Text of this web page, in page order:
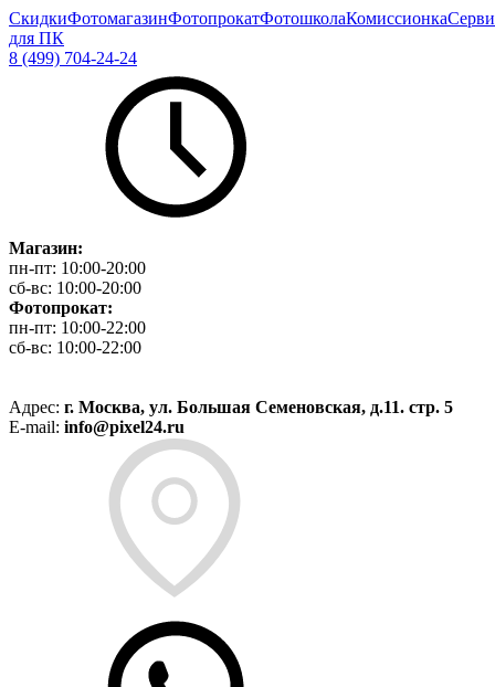
СкидкиФотомагазинФотопрокатФотошколаКомиссионка
для ПК
8 (499) 704-24-24
Магазин:
пн-пт: 10:00-20:00
сб-вс: 10:00-20:00
Фотопрокат:
пн-пт: 10:00-22:00
сб-вс: 10:00-22:00
Адрес: г. Москва, ул. Большая Семеновская, д.11. стр. 5
E-mail: info@pixel24.ru